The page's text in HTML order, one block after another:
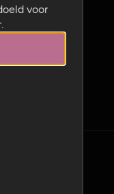
vacature:
voor